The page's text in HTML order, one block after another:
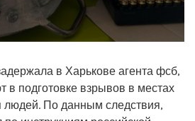
в Харькове агента фсб,
в подготовке взрывов в местах
людей. По данным следствия,